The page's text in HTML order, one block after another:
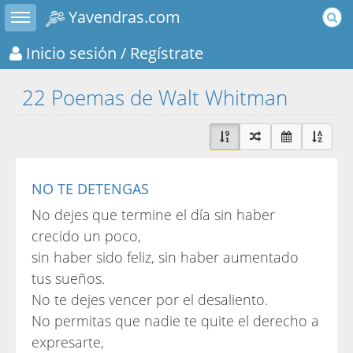
Toggle sidebar
Yavendras.com
Inicio sesión / Regístrate
22 Poemas de Walt Whitman
NO TE DETENGAS
No dejes que termine el día sin haber
crecido un poco,
sin haber sido feliz, sin haber aumentado
tus sueños.
No te dejes vencer por el desaliento.
No permitas que nadie te quite el derecho a
expresarte,